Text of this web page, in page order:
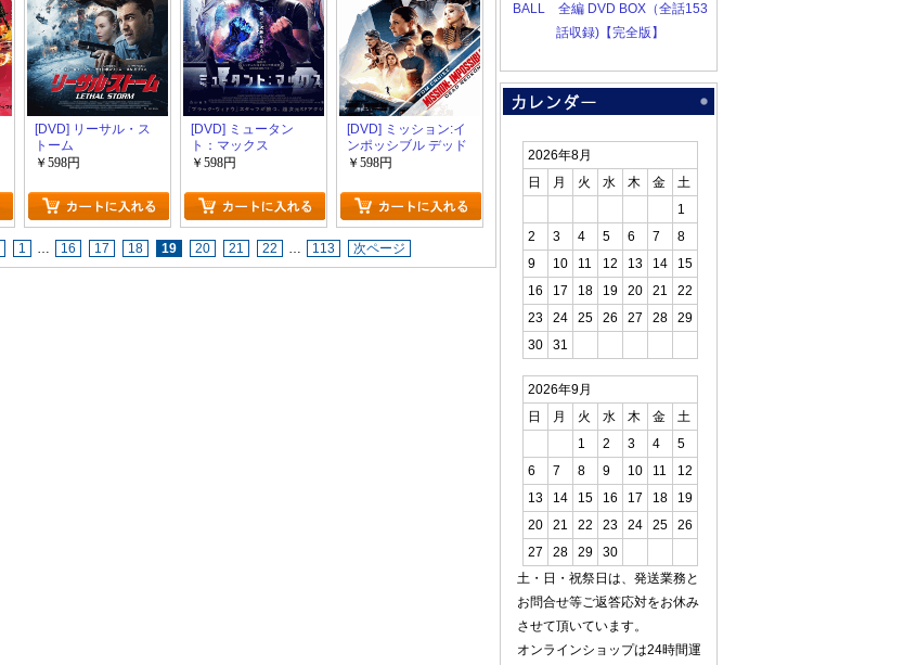
[DVD] リーサル・ス
トーム
￥598円
[DVD] ミュータン
ト：マックス
￥598円
[DVD] ミッション:イ
ンポッシブル デッド
レコニング
￥598円
1 … 16 17 18 19 20 21 22 … 113 次ページ
BALL 全編 DVD BOX（全話153
話収録)【完全版】
2026年8月
日
月 火 水 木 金
土
1
2
3 4 5 6 7
8
9
10 11 12 13 14
15
16
17 18 19 20 21
22
23
24 25 26 27 28
29
30
31
2026年9月
日
月 火 水 木 金
土
1
2 3 4
5
6
7 8 9 10 11
12
13
14 15 16 17 18
19
20
21 22 23 24 25
26
27
28 29
30
土・日・祝祭日は、発送業務と
お問合せ等ご返答応対をお休み
させて頂いています。
オンラインショップは24時間運